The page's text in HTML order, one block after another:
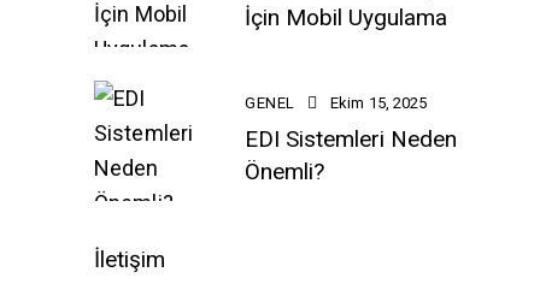
İçin Mobil Uygulama
GENEL Ekim 15, 2025
EDI Sistemleri Neden
Önemli?
İletişim